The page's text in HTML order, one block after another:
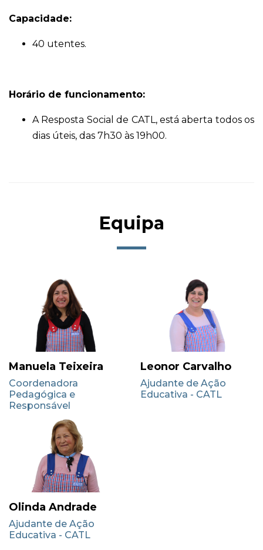
Capacidade:
40 utentes.
Horário de funcionamento:
A Resposta Social de CATL, está aberta todos os
dias úteis, das 7h30 às 19h00.
Equipa
Manuela Teixeira
Coordenadora
Pedagógica e
Responsável
Leonor Carvalho
Ajudante de Ação
Educativa - CATL
Olinda Andrade
Ajudante de Ação
Educativa - CATL